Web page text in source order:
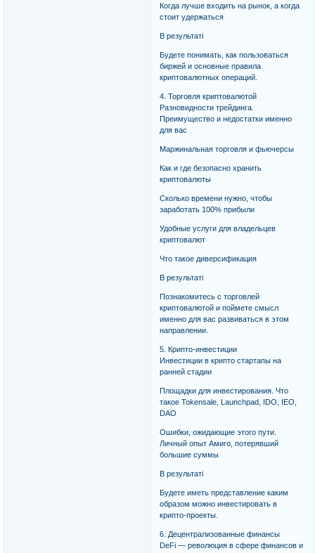
Когда лучше входить на рынок, а когда
стоит удержаться
В результаті
Будете понимать, как пользоваться
биржей и основные правила
криптовалютных операций.
4. Торговля криптовалютой
Разновидности трейдинга.
Преимущество и недостатки именно
для вас
Маржинальная торговля и фьючерсы
Как и где безопасно хранить
криптовалюты
Сколько времени нужно, чтобы
заработать 100% прибыли
Удобные услуги для владельцев
криптовалют
Что такое диверсификация
В результаті
Познакомитесь с торговлей
криптовалютой и поймете смысл
именно для вас развиваться в этом
направлении.
5. Крипто-инвестиции
Инвестиции в крипто стартапы на
ранней стадии
Площадки для инвестирования. Что
такое Tokensale, Launchpad, IDO, IEO,
DAO
Ошибки, ожидающие этого пути.
Личный опыт Амиго, потерявший
большие суммы
В результаті
Будете иметь представление каким
образом можно инвестировать в
крипто-проекты.
6. Децентрализованные финансы
DeFi — революция в сфере финансов и